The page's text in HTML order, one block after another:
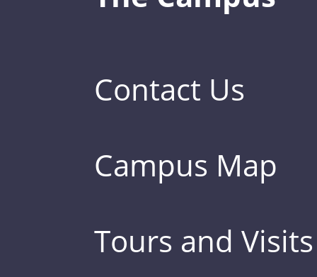
Contact Us
Campus Map
Tours and Visits